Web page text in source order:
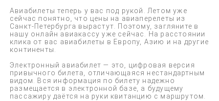
Авиабилеты теперь у вас под рукой. Летом уже
сейчас понятно, что цены на авиаперелеты из
Санкт-Петербурга вырастут. Поэтому, загляните в
нашу онлайн авиакассу уже сейчас. На расстоянии
клика от вас авиабилеты в Европу, Азию и на другие
континенты.
Электронный авиабилет — это, цифровая версия
привычного билета, отличающаяся нестандартным
видом. Вся информация по билету надежно
размещается в электронной базе, а будущему
пассажиру даётся на руки квитанцию с маршрутом.